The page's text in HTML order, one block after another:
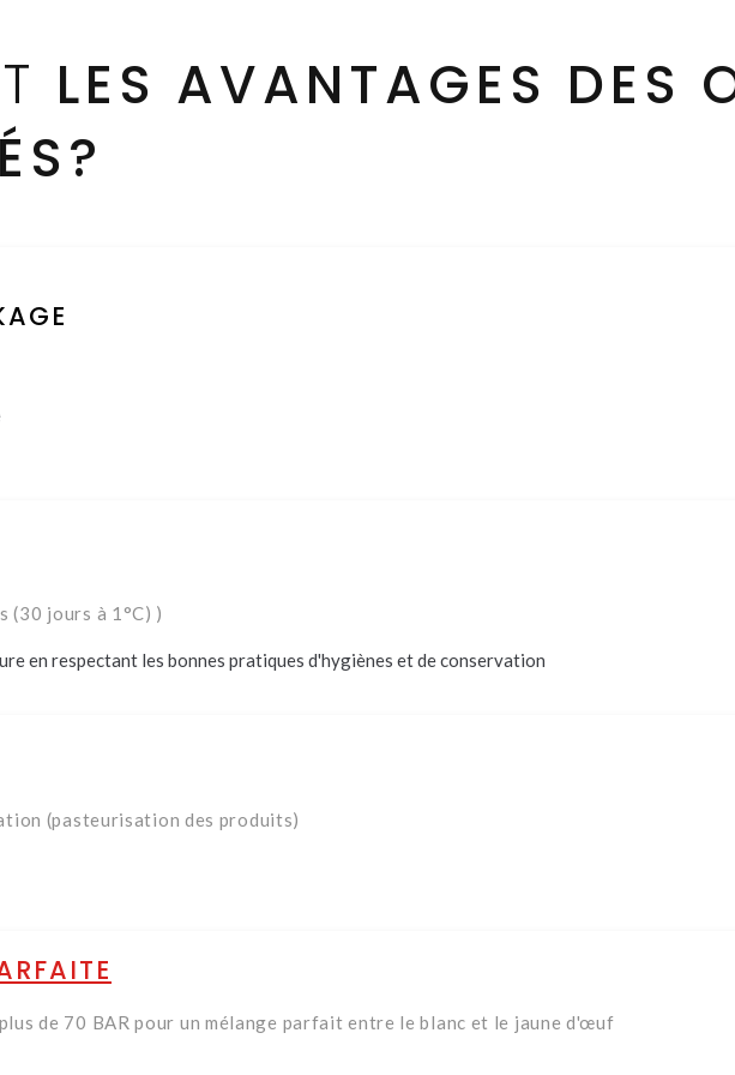
LES AVANTAGES DES
(30 jours à 1°C) )
en respectant les bonnes pratiques d'hygiènes et de conservation
(pasteurisation des produits)
de 70 BAR pour un mélange parfait entre le blanc et le jaune d'œuf